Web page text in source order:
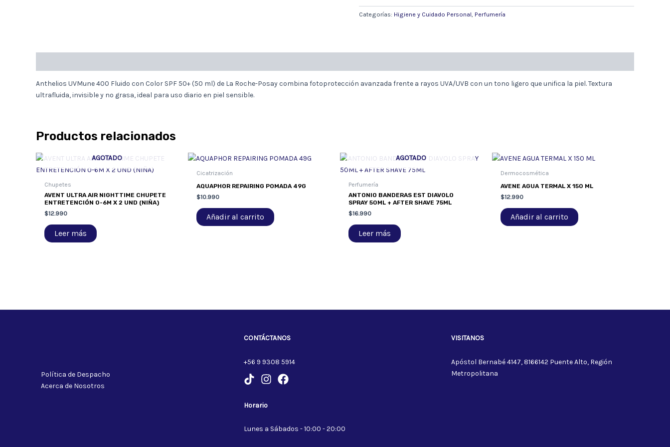
POSAY
ANTHELIOS
CON
cantidad
Categorías: Higiene y Cuidado Personal Perfumería
Anthelios UVMune 400 Fluido con Color SPF 50+ (50 ml) de La Roche-Posay combina fotoprotección avanzada frente a rayos UVA/UVB con un tono ligero que unifica la piel. Textura
ultrafluida, invisible y no grasa, ideal para uso diario en piel sensible.
Productos relacionados
AGOTADO
Chupetes
AVENT ULTRA AIR NIGHTTIME CHUPETE
ENTRETENCIÓN 0-6M X 2 UND (NIÑA)
$12.990
Leer más
Cicatrización
AQUAPHOR REPAIRING POMADA 49G
$10.990
Añadir al carrito
AGOTADO
Perfumería
ANTONIO BANDERAS EST DIAVOLO
SPRAY 50ML + AFTER SHAVE 75ML
$16.990
Leer más
Dermocosmética
AVENE AGUA TERMAL X 150 ML
$12.990
Añadir al carrito
Política de Despacho
Acerca de Nosotros
CONTÁCTANOS
+56 9 9308 5914
Horario
Lunes a Sábados - 10:00 - 20:00
VISITANOS
Apóstol Bernabé 4147, 8166142 Puente Alto, Región
Metropolitana